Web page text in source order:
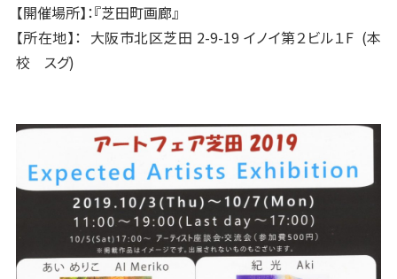
【開催場所】：『芝田町画廊』
【所在地】： 大阪市北区芝田 2-9-19 イノイ第２ビル１F (本
校 スグ)